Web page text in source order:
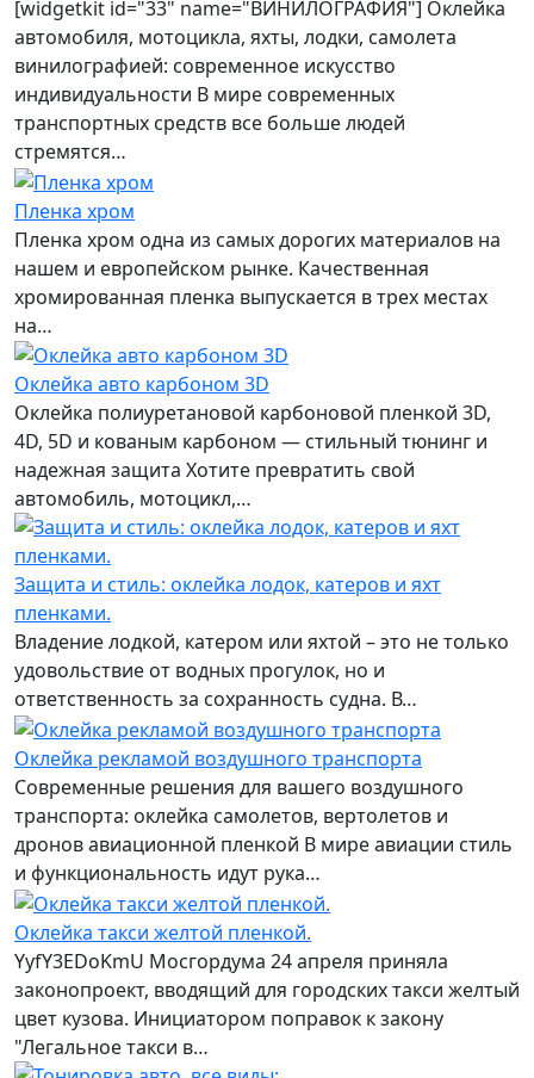
[widgetkit id="33" name="ВИНИЛОГРАФИЯ"] Оклейка
автомобиля, мотоцикла, яхты, лодки, самолета
винилографией: современное искусство
индивидуальности В мире современных
транспортных средств все больше людей
стремятся…
Пленка хром
Пленка хром одна из самых дорогих материалов на
нашем и европейском рынке. Качественная
хромированная пленка выпускается в трех местах
на…
Оклейка авто карбоном 3D
Оклейка полиуретановой карбоновой пленкой 3D,
4D, 5D и кованым карбоном — стильный тюнинг и
надежная защита Хотите превратить свой
автомобиль, мотоцикл,…
Защита и стиль: оклейка лодок, катеров и яхт
пленками.
Владение лодкой, катером или яхтой – это не только
удовольствие от водных прогулок, но и
ответственность за сохранность судна. В…
Оклейка рекламой воздушного транспорта
Современные решения для вашего воздушного
транспорта: оклейка самолетов, вертолетов и
дронов авиационной пленкой В мире авиации стиль
и функциональность идут рука…
Оклейка такси желтой пленкой.
YyfY3EDoKmU Мосгордума 24 апреля приняла
законопроект, вводящий для городских такси желтый
цвет кузова. Инициатором поправок к закону
"Легальное такси в…